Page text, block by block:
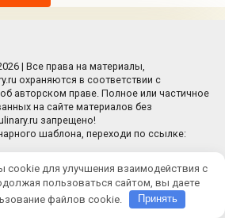
| Все права на материалы,
охраняются в соответствии с
авторском праве. Полное или частичное
на сайте материалов без
запрещено!
шаблона, переходи по ссылке:
cookie для улучшения взаимодействия с
пользоваться сайтом, вы даете
файлов cookie.
Принять